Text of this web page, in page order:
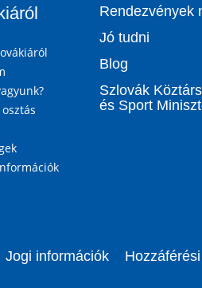
Rendezvények
Jó tudni
Blog
Szlovák
és Sport
Jogi információk